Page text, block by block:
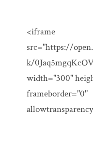
<iframe
src="https://
k/
width="300"
frameborder="0"